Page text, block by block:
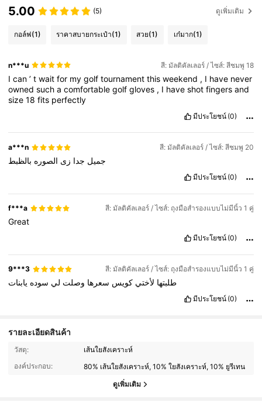
5.00 (5) ดูเพิ่มเติม
กอล์ฟ(1) ราคาสบายกระเป๋า(1) สวย(1) เก๋มาก(1)
n***u สี: มัลติคัลเลอร์ / ไซส์: สีชมพู 18
Ican’twaitfor mygolftournamentthisweekend , I have never
ownedsuchacomfortablegolfgloves , I haveshotfingersand
size18fits perfectly
มีประโยชน์ (0)
a***n สี: มัลติคัลเลอร์ / ไซส์: สีชมพู 20
جميل جدا زى الصوره بالظبط
มีประโยชน์ (0)
f***a สี: มัลติคัลเลอร์ / ไซส์: ถุงมือสำรองแบบไม่มีนิ้ว 1 คู่
Great
มีประโยชน์ (0)
9***3 สี: มัลติคัลเลอร์ / ไซส์: ถุงมือสำรองแบบไม่มีนิ้ว 1 คู่
طلبتها لأختي كويس سعرها وصلت لي سوده يابنات
มีประโยชน์ (0)
รายละเอียดสินค้า
วัสดุ:
เส้นใยสังเคราะห์
องค์ประกอบ:
80% เส้นใยสังเคราะห์, 10% ใยสังเคราะห์, 10% ยูรีเทน
ดูเพิ่มเติม
2.6K ผู้ติดตาม